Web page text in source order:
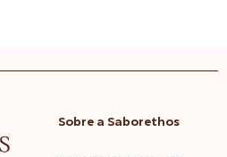
Sobre a Saborethos